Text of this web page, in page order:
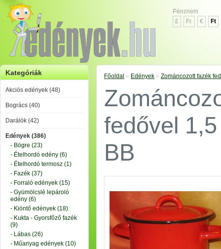
Pénznem
£
Fr. € Ft
Kategóriák
Akciós edények (48)
Bogrács (40)
Darálók (42)
Edények (386)
- Bögre (23)
- Ételhordó edény (6)
- Ételhordó termosz (1)
- Fazék (37)
- Forraló edények (15)
- Gyümölcslé lepároló
edény (6)
- Kiöntő edények (18)
- Kukta - Gyorsfőző fazék
(9)
- Lábas (26)
- Műanyag edények (10)
Főoldal » Edények » Zománcozott fazék
fedővel
BB